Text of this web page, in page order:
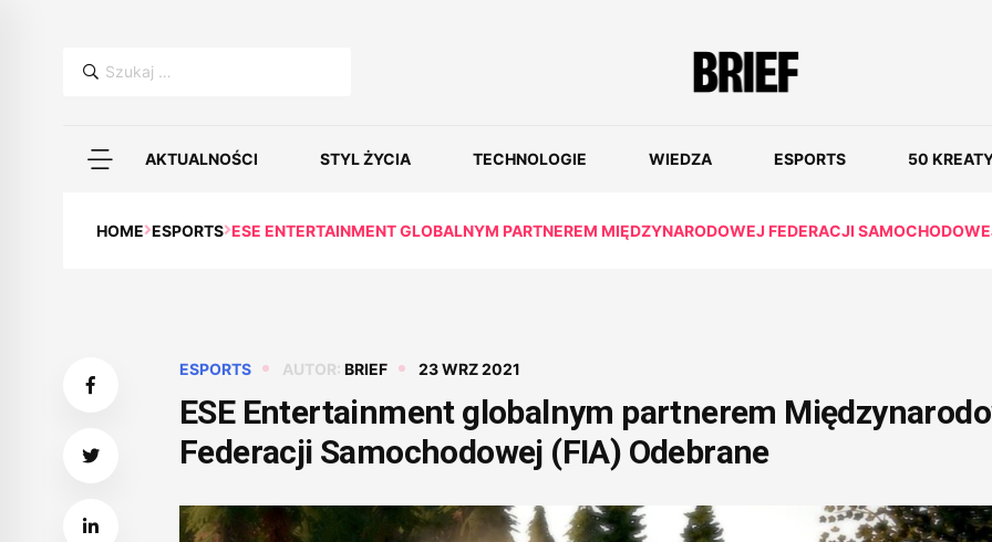
Szukaj:
AKTUALNOŚCI STYL ŻYCIA TECHNOLOGIE WIEDZA ESPORTS 50
HOME ESPORTS ESE ENTERTAINMENT GLOBALNYM PARTNEREM MIĘDZYNARODOWEJ FEDERACJI
ESPORTS AUTOR: BRIEF 23 WRZ 2021
ESE Entertainment globalnym partnerem
Federacji Samochodowej (FIA) Odebrane